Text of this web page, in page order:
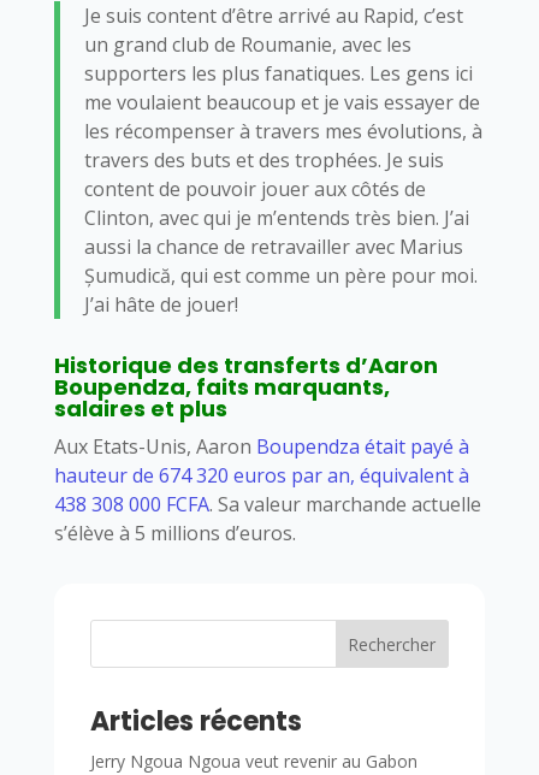
Je suis content d’être arrivé au Rapid, c’est
un grand club de Roumanie, avec les
supporters les plus fanatiques. Les gens ici
me voulaient beaucoup et je vais essayer de
les récompenser à travers mes évolutions, à
travers des buts et des trophées. Je suis
content de pouvoir jouer aux côtés de
Clinton, avec qui je m’entends très bien. J’ai
aussi la chance de retravailler avec Marius
Șumudică, qui est comme un père pour moi.
J’ai hâte de jouer!
Historique des transferts d’Aaron
Boupendza, faits marquants,
salaires et plus
Aux Etats-Unis, Aaron Boupendza était payé à
hauteur de 674 320 euros par an, équivalent à
438 308 000 FCFA. Sa valeur marchande actuelle
s’élève à 5 millions d’euros.
Rechercher
Articles récents
Jerry Ngoua Ngoua veut revenir au Gabon